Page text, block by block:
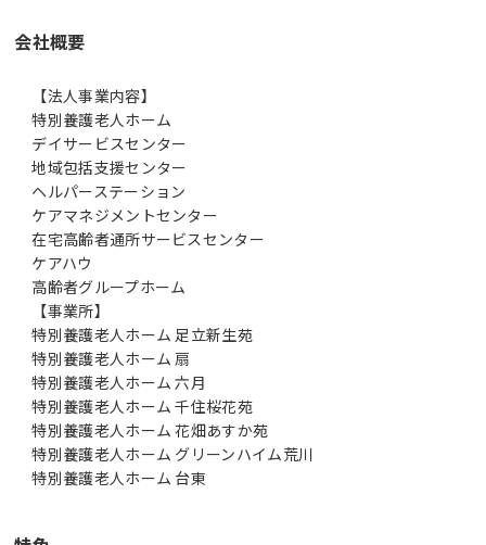
会社概要
【法人事業内容】
特別養護老人ホーム
デイサービスセンター
地域包括支援センター
ヘルパーステーション
ケアマネジメントセンター
在宅高齢者通所サービスセンター
ケアハウ
高齢者グループホーム
【事業所】
特別養護老人ホーム 足立新生苑
特別養護老人ホーム 扇
特別養護老人ホーム 六月
特別養護老人ホーム 千住桜花苑
特別養護老人ホーム 花畑あすか苑
特別養護老人ホーム グリーンハイム荒川
特別養護老人ホーム 台東